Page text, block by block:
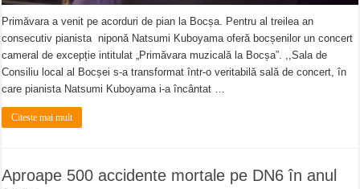
Primăvara a venit pe acorduri de pian la Bocșa. Pentru al treilea an
consecutiv pianista niponă Natsumi Kuboyama oferă bocșenilor un concert
cameral de excepție intitulat „Primăvara muzicală la Bocșa”. ,,Sala de
Consiliu local al Bocșei s-a transformat într-o veritabilă sală de concert, în
care pianista Natsumi Kuboyama i-a încântat …
Citeste mai mult
Aproape 500 accidente mortale pe DN6 în anul